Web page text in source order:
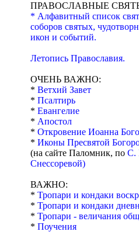
ПРАВОСЛАВНЫЕ
* Алфавитный список
соборов святых,
икон и событий.
Летопись Православия.
ОЧЕНЬ ВАЖНО:
* Ветхий Завет
* Псалтирь
* Евангелие
* Апостол
* Откровение Иоанна
* Иконы Пресвятой
(на сайте Паломник, по С.
Снессоревой)
ВАЖНО:
* Тропари и кондаки
* Тропари и кондаки
* Тропари - величания
* Поучения